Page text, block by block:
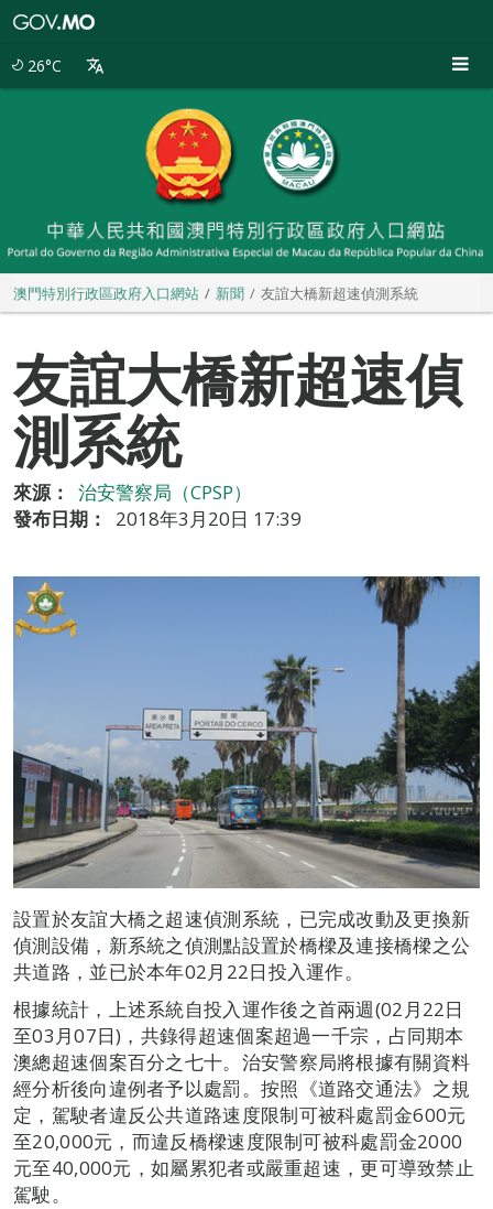
26°C
澳門特別行政區政府入口網站 新聞 友誼大橋新超速偵測系統
友誼大橋新超速偵
測系統
來源：
治安警察局（CPSP）
發布日期：
2018年3月20日 17:39
設置於友誼大橋之超速偵測系統，已完成改動及更換新
偵測設備，新系統之偵測點設置於橋樑及連接橋樑之公
共道路，並已於本年02月22日投入運作。
根據統計，上述系統自投入運作後之首兩週(02月22日
至03月07日)，共錄得超速個案超過一千宗，占同期本
澳總超速個案百分之七十。治安警察局將根據有關資料
經分析後向違例者予以處罰。按照《道路交通法》之規
定，駕駛者違反公共道路速度限制可被科處罰金600元
至20,000元，而違反橋樑速度限制可被科處罰金2000
元至40,000元，如屬累犯者或嚴重超速，更可導致禁止
駕駛。